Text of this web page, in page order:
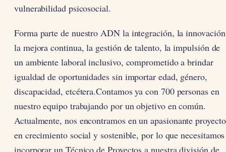
vulnerabilidad psicosocial.
Forma parte de nuestro ADN la integración, la
la mejora continua, la gestión de talento, la impulsión de
un ambiente laboral inclusivo, comprometido a brindar
igualdad de oportunidades sin importar edad, género,
discapacidad, etcétera.Contamos ya con 700 personas en
nuestro equipo trabajando por un objetivo en común.
Actualmente, nos encontramos en un apasionante proyecto
en crecimiento social y sostenible, por lo que necesitamos